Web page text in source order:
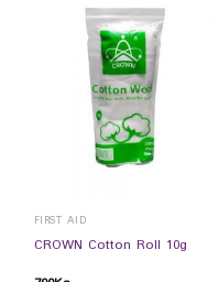
FIRST AID
CROWN Cotton Roll 10g